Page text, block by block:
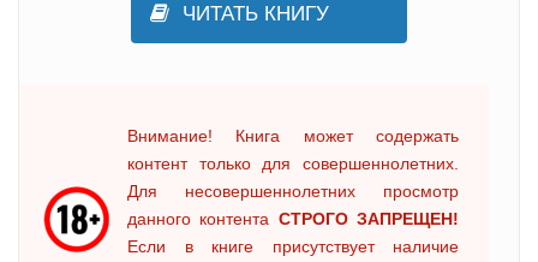
ЧИТАТЬ КНИГУ
Внимание! Книга может содержать
контент только для совершеннолетних.
Для несовершеннолетних просмотр
данного контента СТРОГО ЗАПРЕЩЕН!
Если в книге присутствует наличие